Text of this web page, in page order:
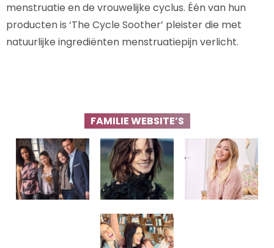
menstruatie en de vrouwelijke cyclus. Één van hun
producten is ‘The Cycle Soother’ pleister die met
natuurlijke ingrediënten menstruatiepijn verlicht.
FAMILIE WEBSITE’S